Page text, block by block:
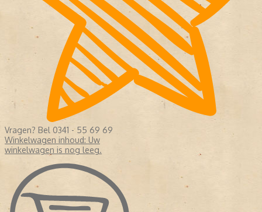
Vragen? Bel 0341 - 55 69 69
Winkelwagen inhoud: Uw
winkelwagen is nog leeg.